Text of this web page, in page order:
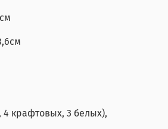
4 крафтовых, 3 белых),